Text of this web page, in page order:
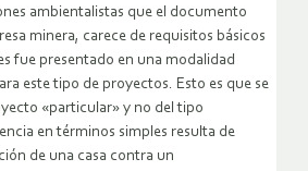
ambientalistas que el documento
minera, carece de requisitos básicos
fue presentado en una modalidad
este tipo de proyectos. Esto es que se
«particular» y no del tipo
en términos simples resulta de
de una casa contra un